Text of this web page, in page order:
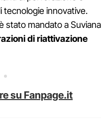
tecnologie innovative.
stato mandato a Suviana
di riattivazione
su Fanpage.it